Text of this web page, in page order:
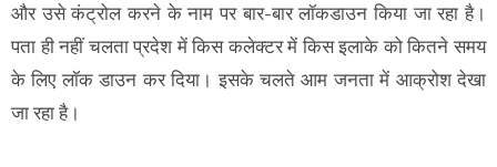
और उसे कंट्रोल करने के नाम पर बार-बार लॉकडाउन किया जा रहा है।
पता ही नहीं चलता प्रदेश में किस कलेक्टर में किस इलाके को कितने समय
के लिए लॉक डाउन कर दिया। इसके चलते आम जनता में आक्रोश देखा
जा रहा है।